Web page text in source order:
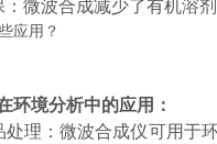
波合成减少了有机溶剂
环境分析中的应用：
：微波合成仪可用于环